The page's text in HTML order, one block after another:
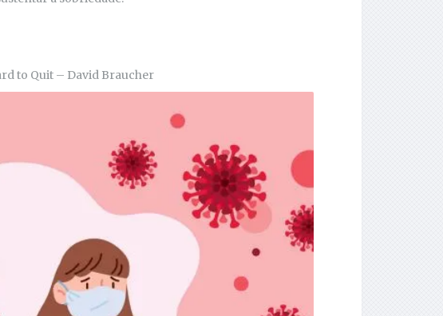
to Quit – David Braucher